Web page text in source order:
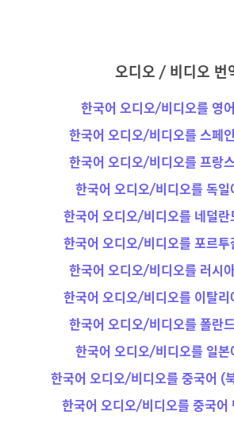
오디오 / 비디오 번
한국어 오디오/비디오를 영
한국어 오디오/비디오를 스페
한국어 오디오/비디오를 프랑
한국어 오디오/비디오를 독일
한국어 오디오/비디오를 네덜란
한국어 오디오/비디오를 포르투
한국어 오디오/비디오를 러시
한국어 오디오/비디오를 이탈리
한국어 오디오/비디오를 폴란
한국어 오디오/비디오를 일본
한국어 오디오/비디오를 중국어 (
한국어 오디오/비디오를 중국어